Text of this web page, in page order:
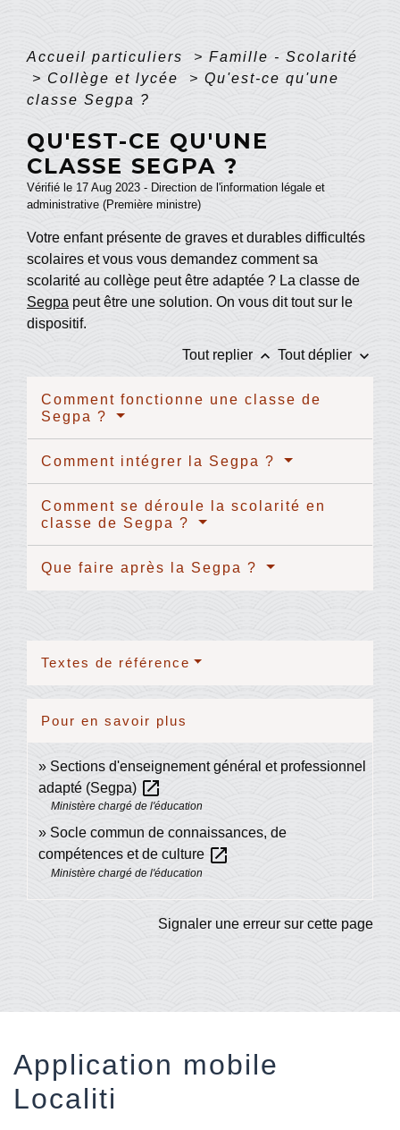
Accueil particuliers > Famille - Scolarité
> Collège et lycée > Qu'est-ce qu'une
classe Segpa ?
QU'EST-CE QU'UNE
CLASSE SEGPA ?
Vérifié le 17 Aug 2023 - Direction de l'information légale et
administrative (Première ministre)
Votre enfant présente de graves et durables difficultés
scolaires et vous vous demandez comment sa
scolarité au collège peut être adaptée ? La classe de
Segpa peut être une solution. On vous dit tout sur le
dispositif.
Tout replier keyboard_arrow_up Tout déplier keyboard_arrow_down
Comment fonctionne une classe de
Segpa ?
Comment intégrer la Segpa ?
Comment se déroule la scolarité en
classe de Segpa ?
Que faire après la Segpa ?
Textes de référence
Pour en savoir plus
Sections d'enseignement général et professionnel
adapté (Segpa) open_in_new
Ministère chargé de l'éducation
Socle commun de connaissances, de
compétences et de culture open_in_new
Ministère chargé de l'éducation
Signaler une erreur sur cette page
Application mobile
Localiti